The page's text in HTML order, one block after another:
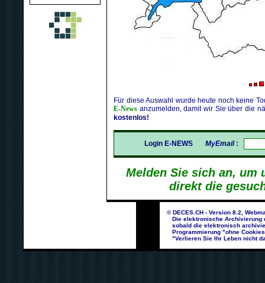
Für diese Auswahl wurde heute noch keine
E-News anzumelden, damit wir Sie über die
kostenlos!
Login E-NEWS MyEmail:
Melden Sie sich an, um
direkt die
© DECES.CH - Version 8.2,
Die elektronische Archivierung
sobald die elektronisch
Programmierung "ohne
"Verlieren Sie Ihr Leben nicht